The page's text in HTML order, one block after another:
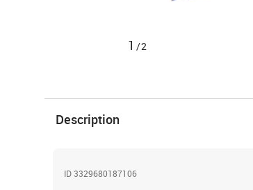
1 /2
Description
ID 3329680187106